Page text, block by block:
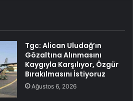
Tgc: Alican Uludağ’ın
Gözaltına Alınmasını
Kaygıyla Karşılıyor, Özgür
Bırakılmasını İstiyoruz
Ağustos 6, 2026